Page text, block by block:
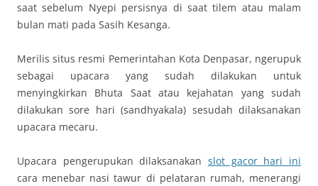
saat sebelum Nyepi persisnya di saat tilem atau malam
bulan mati pada Sasih Kesanga.
Merilis situs resmi Pemerintahan Kota Denpasar, ngerupuk
sebagai upacara yang sudah dilakukan untuk
menyingkirkan Bhuta Saat atau kejahatan yang sudah
dilakukan sore hari (sandhyakala) sesudah dilaksanakan
upacara mecaru.
Upacara pengerupukan dilaksanakan slot gacor hari ini
cara menebar nasi tawur di pelataran rumah, menerangi